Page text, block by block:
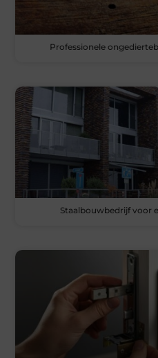
Professionele
Staalbouwbedrijf voor